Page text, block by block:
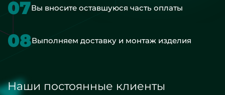
07Вы вносите оставшуюся часть оплаты
08Выполняем доставку и монтаж изделия
Наши постоянные клиенты